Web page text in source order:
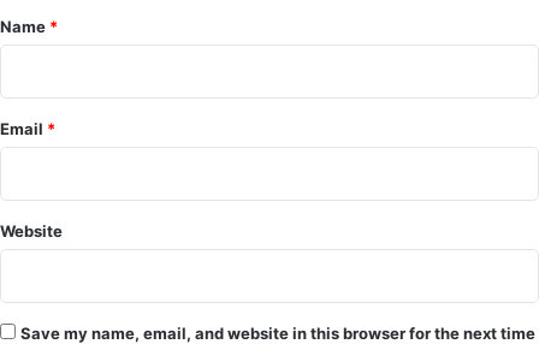
*
Name *
Email *
Website
Save my name, email, and website in this browser for the next time